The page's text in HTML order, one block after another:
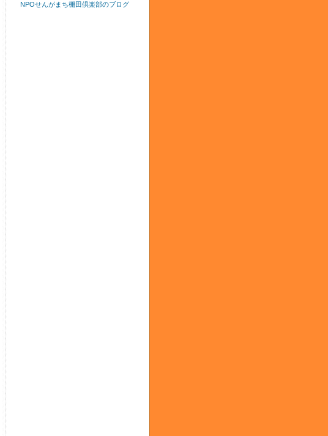
NPOせんがまち棚田倶楽部のブログ